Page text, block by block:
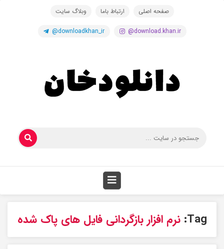
صفحه اصلی ارتباط باما وبلاگ سایت
@download.khan.ir
@downloadkhan_ir
Tag: نرم افزار بازگردانی فایل های پاک شده